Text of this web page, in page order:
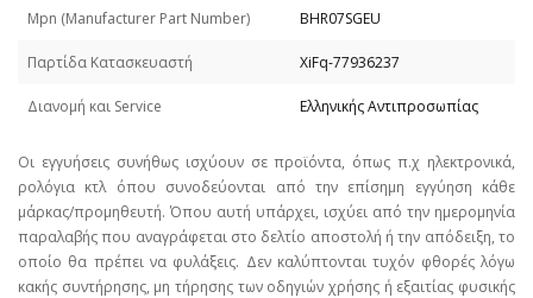
Mpn (Manufacturer Part Number) BHR07SGEU
Παρτίδα Κατασκευαστή XiFq-77936237
Διανομή και Service Ελληνικής Αντιπροσωπίας
Οι εγγυήσεις συνήθως ισχύουν σε προϊόντα, όπως π.χ ηλεκτρονικά,
ρολόγια κτλ όπου συνοδεύονται από την επίσημη εγγύηση κάθε
μάρκας/προμηθευτή. Όπου αυτή υπάρχει, ισχύει από την ημερομηνία
παραλαβής που αναγράφεται στο δελτίο αποστολή ή την απόδειξη, το
οποίο θα πρέπει να φυλάξεις. Δεν καλύπτονται τυχόν φθορές λόγω
κακής συντήρησης, μη τήρησης των οδηγιών χρήσης ή εξαιτίας φυσικής